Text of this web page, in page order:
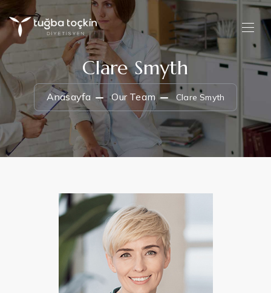
Clare Smyth
Anasayfa Our Team Clare Smyth